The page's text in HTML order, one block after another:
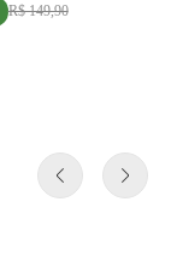
R$ 149,90